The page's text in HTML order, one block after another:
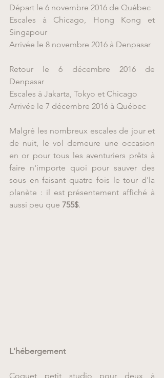
Départ le 6 novembre 2016 de Québec
Escales à Chicago, Hong Kong et
Singapour
Arrivée le 8 novembre 2016 à Denpasar
Retour le 6 décembre 2016 de
Denpasar
Escales à Jakarta, Tokyo et Chicago
Arrivée le 7 décembre 2016 à Québec
Malgré les nombreux escales de jour et
de nuit, le vol demeure une occasion
en or pour tous les aventuriers prêts à
faire n'importe quoi pour sauver des
sous en faisant quatre fois le tour d'la
planète : il est présentement affiché à
aussi peu que 755$.
L'hébergement
Coquet petit studio pour deux à